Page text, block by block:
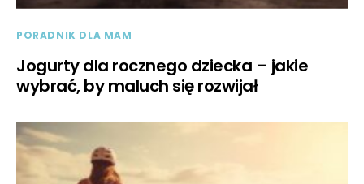
PORADNIK DLA MAM
Jogurty dla rocznego dziecka – jakie
wybrać, by maluch się rozwijał